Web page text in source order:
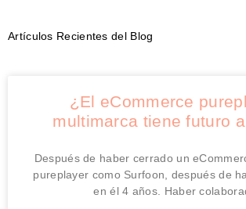
Artículos Recientes del Blog
¿El eCommerce
multimarca tiene futuro
Después de haber cerrado un
pureplayer como Surfoon, después de
en él 4 años. Haber